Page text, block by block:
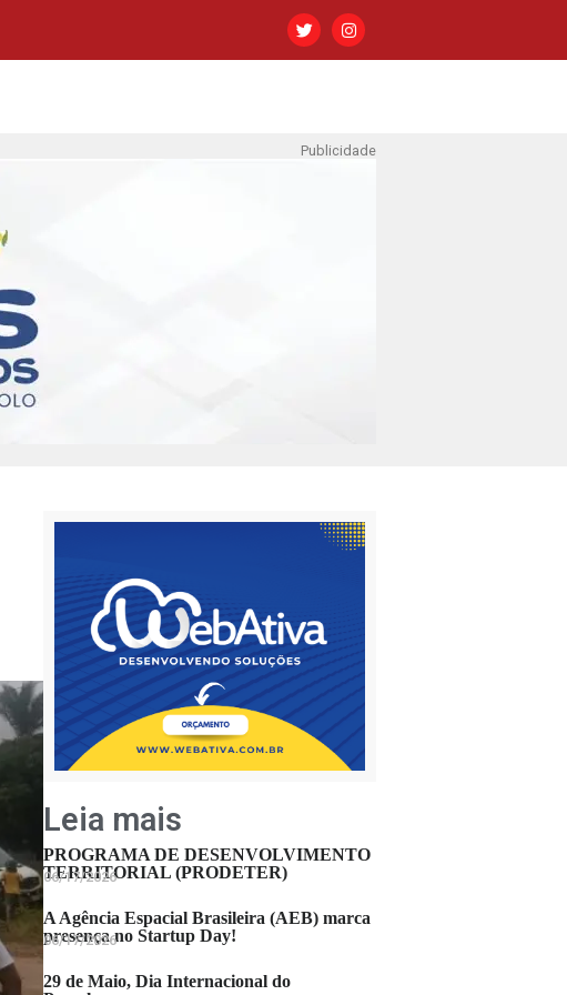
Publicidade
Leia mais
PROGRAMA DE DESENVOLVIMENTO
TERRITORIAL (PRODETER)
06/17/2026
A Agência Espacial Brasileira (AEB) marca
presença no Startup Day!
06/17/2026
29 de Maio, Dia Internacional do